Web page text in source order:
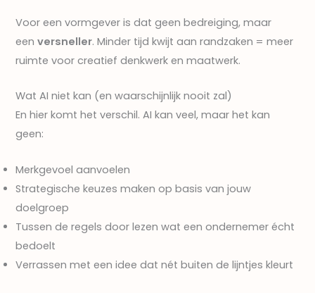
Voor een vormgever is dat geen bedreiging, maar
eenversneller. Minder tijd kwijt aan randzaken = meer
ruimte voor creatief denkwerk en maatwerk.
Wat AI niet kan (en waarschijnlijk nooit zal)
En hier komt het verschil. AI kan veel, maar het kan
geen:
Merkgevoel aanvoelen
Strategische keuzes maken op basis van jouw
doelgroep
Tussen de regels door lezen wat een ondernemer écht
bedoelt
Verrassen met een idee dat nét buiten de lijntjes kleurt